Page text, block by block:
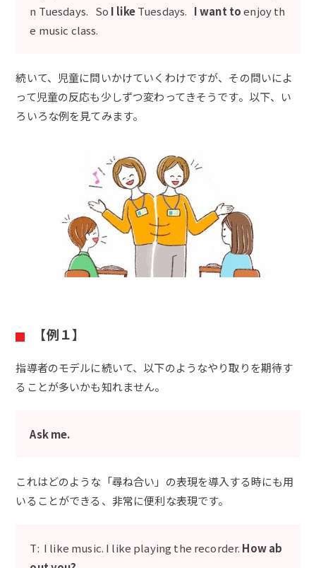
n Tuesdays. So I likeTuesdays. I want toenjoy th
e music class.
続いて、児童に問いかけていくわけですが、その問いによ
って児童の反応も少しずつ変わってきそうです。以下、い
ろいろな例を見てみます。
【例１】
指導者のモデルに続いて、以下のようなやり取りを期待す
ることが多いかも知れません。
Ask me.
これはどのような「尋ね合い」の表現を導入する時にも用
いることができる、非常に便利な表現です。
T: I like music. I like playing the recorder. How ab